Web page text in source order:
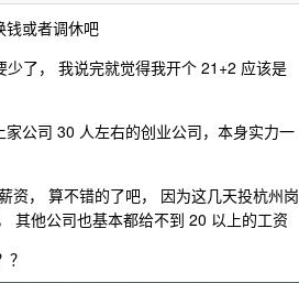
钱或者调休吧
了， 我说完就觉得我开个 21+2 应该是
公司 30 人左右的创业公司，本身实力一
资， 算不错的了吧， 因为这几天投杭州岗
其他公司也基本都给不到 20 以上的工资